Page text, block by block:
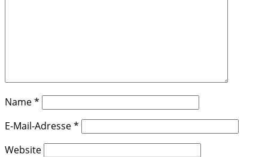
Name*
E-Mail-Adresse*
Website